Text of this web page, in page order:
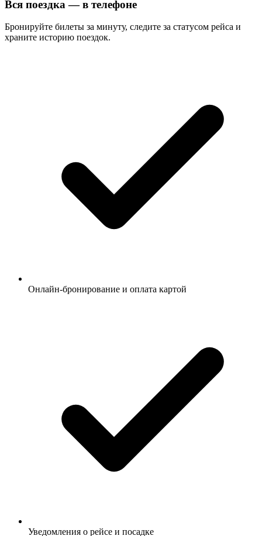
Вся поездка — в телефоне
Бронируйте билеты за минуту, следите за статусом рейса и
храните историю поездок.
Онлайн-бронирование и оплата картой
Уведомления о рейсе и посадке